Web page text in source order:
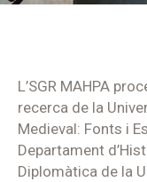
L’SGR MAHPA
recerca de la
Medieval: Fonts i
Departament
Diplomàtica de la